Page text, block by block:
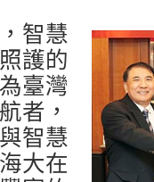
智慧
護的
臺灣
者，
智慧
大在